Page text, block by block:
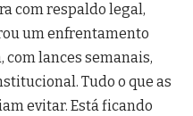
com respaldo legal,
um enfrentamento
com lances semanais,
Tudo o que as
evitar. Está ficando